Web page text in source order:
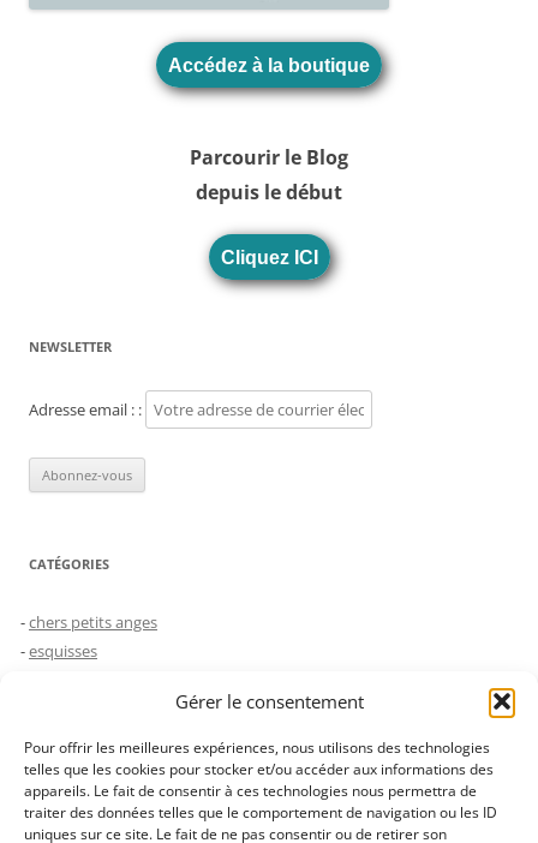
Gérer le consentement
Pour offrir les meilleures expériences, nous utilisons des technologies
telles que les cookies pour stocker et/ou accéder aux informations des
appareils. Le fait de consentir à ces technologies nous permettra de
traiter des données telles que le comportement de navigation ou les ID
uniques sur ce site. Le fait de ne pas consentir ou de retirer son
Accédez à la boutique
Parcourir le Blog
depuis le début
Cliquez ICI
NEWSLETTER
Adresse email : :
CATÉGORIES
chers petits anges
esquisses
le choc des générations
Non classé
saynètes